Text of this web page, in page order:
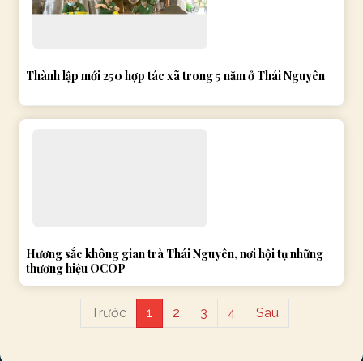
Thành lập mới 250 hợp tác xã trong 5 năm ở Thái Nguyên
Hương sắc không gian trà Thái Nguyên, nơi hội tụ những
thương hiệu OCOP
Trước 1 2 3 4 Sau